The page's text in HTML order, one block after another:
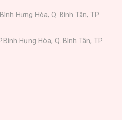
Hưng Hòa, Q. Bình Tân, TP.
Hưng Hòa, Q. Bình Tân, TP.